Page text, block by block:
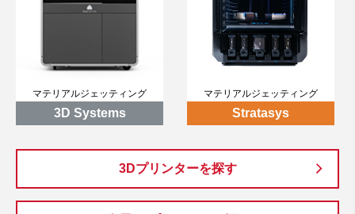
マテリアルジェッティング
3D Systems
マテリアルジェッティング
Stratasys
3Dプリンターを探す